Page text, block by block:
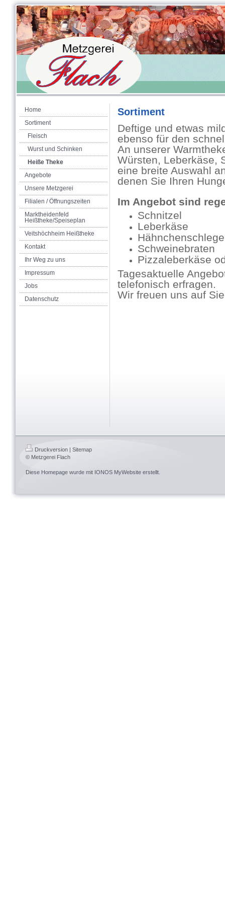
Home
Sortiment
Fleisch
Wurst und Schinken
Heiße Theke
Angebote
Unsere Metzgerei
Filialen / Öffnungszeiten
Marktheidenfeld
Heißtheke/Speiseplan
Veitshöchheim Heißtheke
Kontakt
Ihr Weg zu uns
Impressum
Jobs
Datenschutz
Sortiment
Deftige und etwas
ebenso für den
An unserer
Würsten, Leberkäse,
eine breite Auswahl
denen Sie Ihren
Im Angebot sind
Schnitzel
Leberkäse
Schweinebraten
Pizzaleberkäse
Tagesaktuelle
telefonisch erfragen.
Wir freuen uns auf
Druckversion
Sitemap
© Metzgerei Flach
Diese Homepage wurde mit IONOS MyWebsite erstellt.